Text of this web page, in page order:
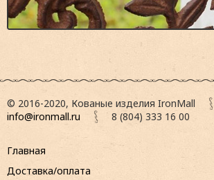
© 2016-2020, Кованые изделия IronMall
info@ironmall.ru
8 (804) 333 16 00
Главная
Доставка/оплата